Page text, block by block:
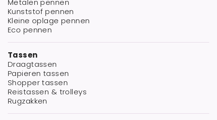
Metalen pennen
Kunststof pennen
Kleine oplage pennen
Eco pennen
Tassen
Draagtassen
Papieren tassen
Shopper tassen
Reistassen & trolleys
Rugzakken